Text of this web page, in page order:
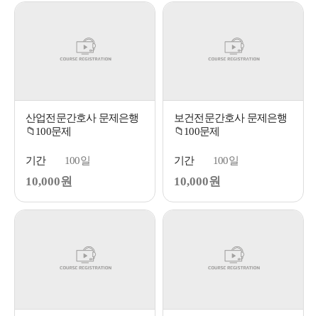
산업전문간호사 문제은행
📁100문제
기간 100일
10,000원
보건전문간호사 문제은행
📁100문제
기간 100일
10,000원